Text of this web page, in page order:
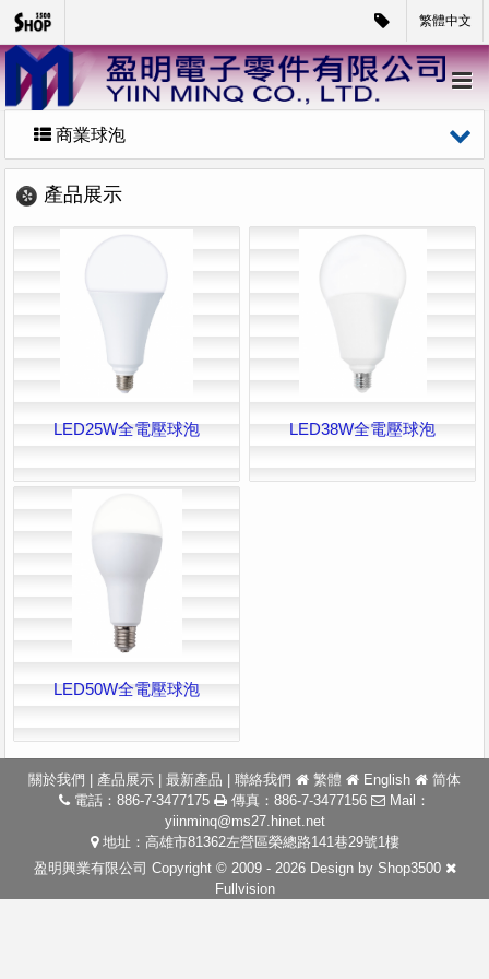
繁體中文
商業球泡
產品展示
LED25W全電壓球泡 LED38W全電壓球泡
LED50W全電壓球泡
關於我們 產品展示 最新產品 聯絡我們 繁體 English
简体
電話：886-7-3477175
傳真：886-7-3477156
Mail：
yiinminq@ms27.hinet.net
地址：高雄市81362左營區榮總路141巷29號1樓
盈明興業有限公司 Copyright © 2009 - 2026 Design by Shop3500
Fullvision